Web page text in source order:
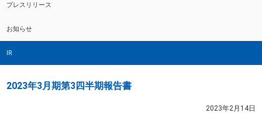
プレスリリース
お知らせ
IR
2023年3月期第3四半期報告書
2023年2月14日